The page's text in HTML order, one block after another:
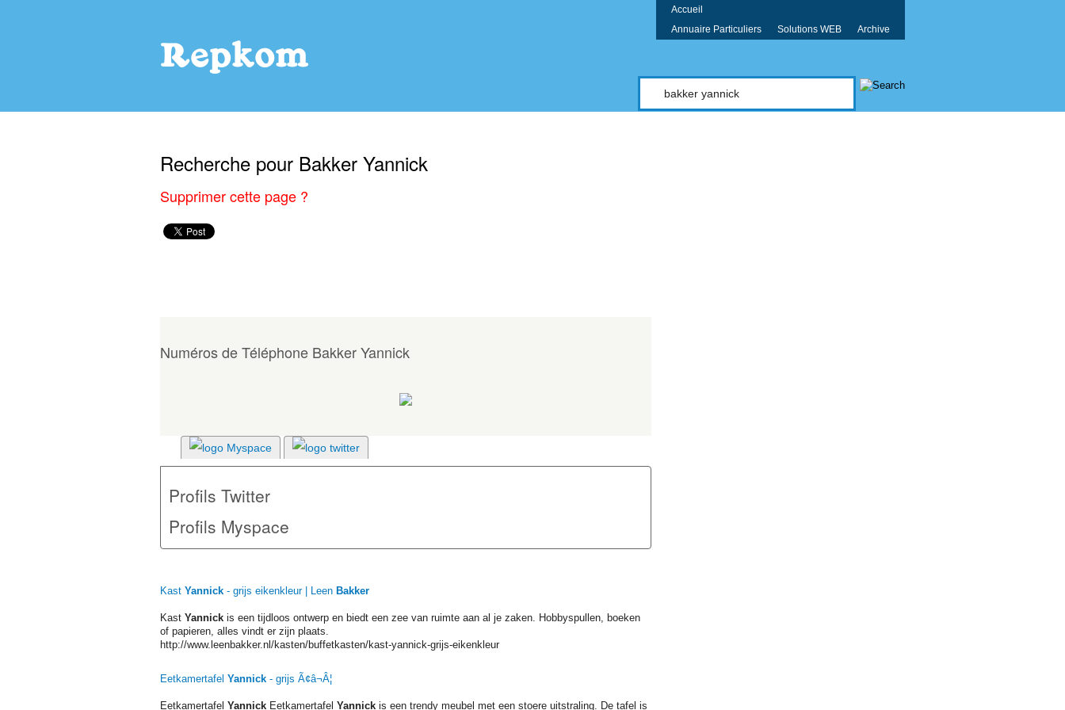
Accueil
Annuaire Particuliers
Solutions WEB Archive
Recherche pour Bakker Yannick
Supprimer cette page ?
Numéros de Téléphone Bakker Yannick
Profils Twitter
Profils Myspace
Kast Yannick - grijs eikenkleur | Leen Bakker
Kast Yannick is een tijdloos ontwerp en biedt een zee van ruimte aan al je zaken. Hobbyspullen, boeken
of papieren, alles vindt er zijn plaats.
http://www.leenbakker.nl/kasten/buffetkasten/kast-yannick-grijs-eikenkleur
Eetkamertafel Yannick - grijs Ã¢â¬Â¦
Eetkamertafel Yannick Eetkamertafel Yannick is een trendy meubel met een stoere uitstraling. De tafel is